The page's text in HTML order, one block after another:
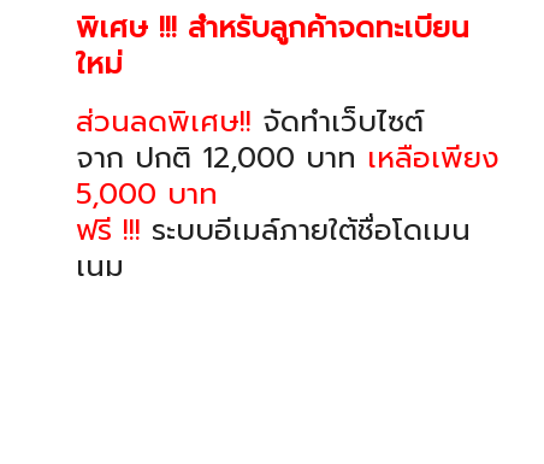
พิเศษ !!! สำหรับลูกค้าจดทะเบียน
ใหม่
ส่วนลดพิเศษ!! จัดทำเว็บไซต์
จาก ปกติ 12,000 บาท เหลือเพียง
5,000 บาท
ฟรี !!! ระบบอีเมล์ภายใต้ชื่อโดเมน
เนม